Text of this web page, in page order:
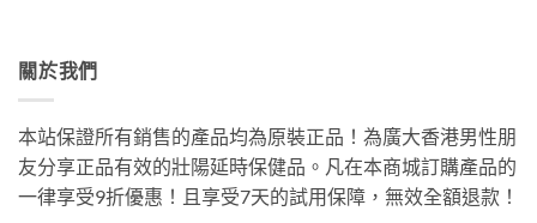
關於我們
本站保證所有銷售的產品均為原裝正品！為廣大香港男性朋
友分享正品有效的壯陽延時保健品。凡在本商城訂購產品的
一律享受9折優惠！且享受7天的試用保障，無效全額退款！